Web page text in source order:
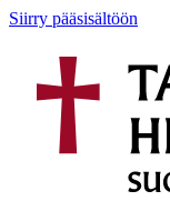
Siirry pääsisältöön